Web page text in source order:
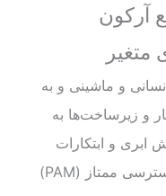
آرکون
متغیر
و ماشینی و به
و زیرساخت‌ها به
ابری و ابتکارات
دیجیتال‌سازی، محیط‌های مدیریت دسترسی ممتاز (PAM)